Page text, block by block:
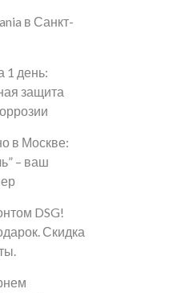
в Санкт-
1 день:
защита
в Москве:
– ваш
DSG!
Скидка